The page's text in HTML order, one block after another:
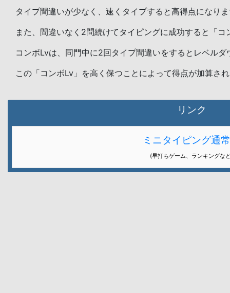
タイプ間違いが少なく、速くタイプすると高得点になり
また、間違いなく2問続けてタイピングに成功すると「
コンボLvは、同門中に2回タイプ間違いをするとレベルダ
この「コンボLv」を高く保つことによって得点が加算さ
リンク
ミニタイピング通
(早打ちゲーム、ランキングな